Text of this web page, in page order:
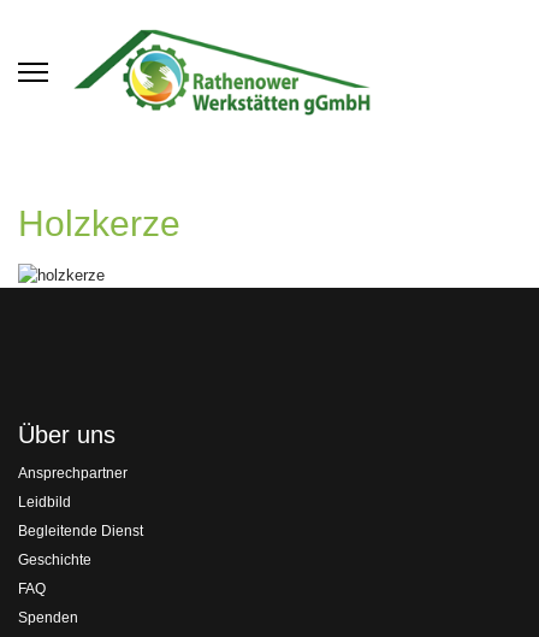
Holzkerze
Über uns
Ansprechpartner
Leidbild
Begleitende Dienst
Geschichte
FAQ
Spenden